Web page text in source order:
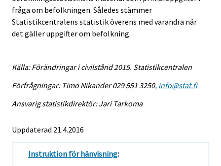
fråga om befolkningen. Således stämmer
Statistikcentralens statistik överens med varandra när
det gäller uppgifter om befolkning.
Källa: Förändringar i civilstånd 2015. Statistikcentralen
Förfrågningar: Timo Nikander 029 551 3250, info@stat.fi
Ansvarig statistikdirektör: Jari Tarkoma
Uppdaterad 21.4.2016
Instruktion för hänvisning: